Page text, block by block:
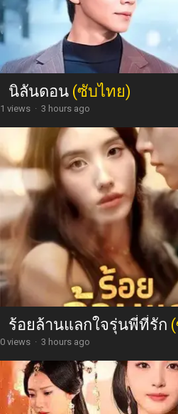
นิลันดอน (ซับไทย)
1 views · 3 hours ago
ร้อยล้านแลกใจรุ่นพี่ที่รัก
0 views · 3 hours ago